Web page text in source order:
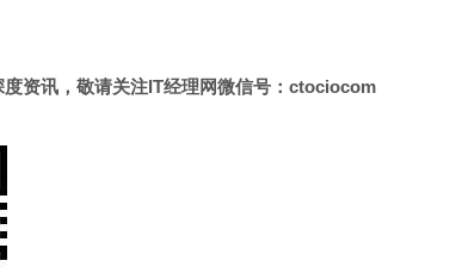
资讯，敬请关注IT经理网微信号：ctociocom